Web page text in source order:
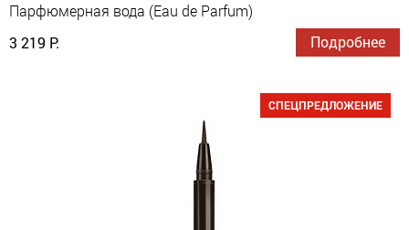
Парфюмерная вода (Eau de Parfum)
3 219 Р.
Подробнее
СПЕЦПРЕДЛОЖЕНИЕ